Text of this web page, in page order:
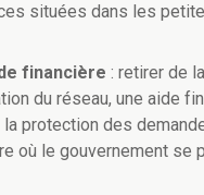
situées dans les
financière : retirer de
du réseau, une aide
protection des
le gouvernement se